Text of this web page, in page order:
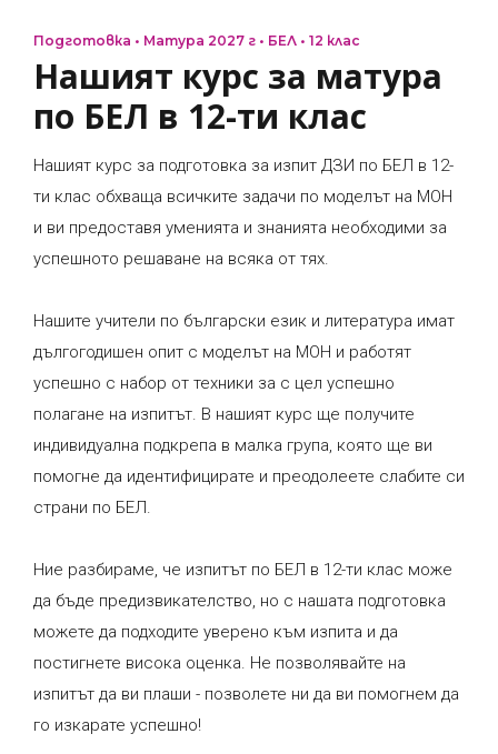
Подготовка • Матура 2027 г • БЕЛ • 12 клас
Нашият курс за матура
по БЕЛ в 12-ти клас
Нашият курс за подготовка за изпит ДЗИ по БЕЛ в 12-
ти клас обхваща всичките задачи по моделът на МОН
и ви предоставя уменията и знанията необходими за
успешното решаване на всяка от тях.
Нашите учители по български език и литература имат
дългогодишен опит с моделът на МОН и работят
успешно с набор от техники за с цел успешно
полагане на изпитът. В нашият курс ще получите
индивидуална подкрепа в малка група, която ще ви
помогне да идентифицирате и преодолеете слабите си
страни по БЕЛ.
Ние разбираме, че изпитът по БЕЛ в 12-ти клас може
да бъде предизвикателство, но с нашата подготовка
можете да подходите уверено към изпита и да
постигнете висока оценка. Не позволявайте на
изпитът да ви плаши - позволете ни да ви помогнем да
го изкарате успешно!
0
1
2
3
4
5
0
1
2
3
4
5